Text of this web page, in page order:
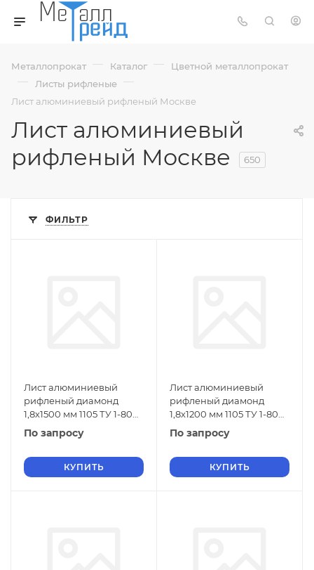
Металлопрокат — Каталог — Цветной металлопрокат
— Листы рифленые —
Лист алюминиевый рифленый Москве
Лист алюминиевый
рифленый Москве
650
ФИЛЬТР
Лист алюминиевый
рифленый диамонд
1,8х1500 мм 1105 ТУ 1-804-
432-2006
По запросу
КУПИТЬ
Лист алюминиевый
рифленый диамонд
1,8х1200 мм 1105 ТУ 1-804-
432-2006
По запросу
КУПИТЬ